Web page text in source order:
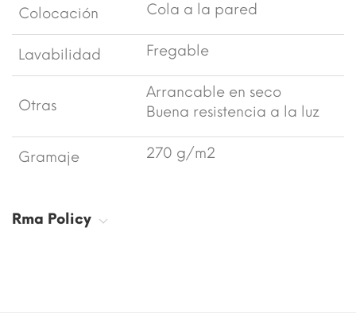
Colocación Cola a la pared
Lavabilidad Fregable
Otras
Arrancable en seco
Buena resistencia a la luz
Gramaje 270 g/m2
Rma Policy